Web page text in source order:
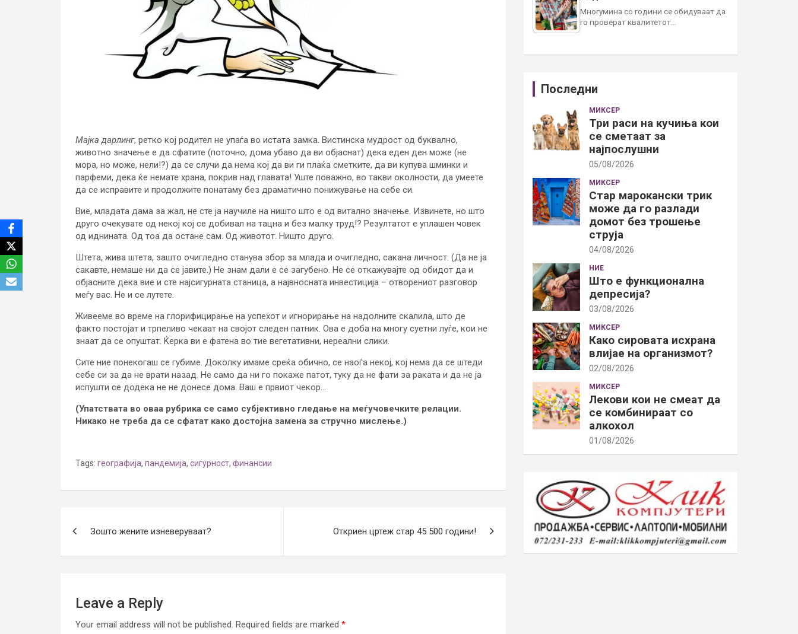
Мајка дарлинг, ретко кој родител не упаѓа во истата замка. Вистинска мудрост од буквално,
животно значење е да сфатите (поточно, дома убаво да ви објаснат) дека еден ден може (не
мора, но може, нели!?) да се случи да нема кој да ви ги плаќа сметките, да ви купува шминки и
парфеми, дека ќе немате храна, покрив над главата! Уште поважно, во такви околности, да умеете
да се исправите и продолжите понатаму без драматично понижување на себе си.
Вие, младата дама за жал, не сте ја научиле на ништо што е од витално значење. Извинете, но што
друго очекувате од некој кој се добивал на тацна и без малку труд!? Резултатот е уплашен човек
од иднината. Од тоа да остане сам. Од животот. Ништо друго.
Штета, жива штета, зашто очигледно станува збор за млада и очигледно, сакана личност. (Да не ја
сакавте, немаше ни да се јавите.) Не знам дали е се загубено. Не се откажувајте од обидот да и
објасните дека вие и сте најсигурната станица, а највносната инвестиција – отворениот разговор
меѓу вас. Не и се лутете.
Живееме во време на глорифицирање на успехот и игнорирање на надолните скалила, што де
факто постојат и трпеливо чекаат на својот следен патник. Ова е доба на многу суетни луѓе, кои не
знаат да се опуштат. Ќерка ви е фатена во тие вегетативни, нереални слики.
Сите ние понекогаш се губиме. Доколку имаме среќа обично, се наоѓа некој, кој нема да се штеди
себе си за да не врати назад. Не само да ни го покаже патот, туку да не фати за раката и да не ја
испушти се додека не не донесе дома. Ваш е првиот чекор…
(Упатствата во оваа рубрика се само субјективно гледање на меѓучовечките релации.
Никако не треба да се сфатат како достојна замена за стручно мислење.)
Tags: географија, пандемија, сигурност, финансии
Зошто жените изневеруваат? Откриен цртеж стар 45 500 години!
Leave a Reply
Your email address will not be published. Required fields are marked *
Многумина со години се обидуваат да
го проверат квалитетот…
Последни
МИКСЕР
Три раси на кучиња кои
се сметаат за
најпослушни
05/08/2026
МИКСЕР
Стар марокански трик
може да го разлади
домот без трошење
струја
04/08/2026
НИЕ
Што е функционална
депресија?
03/08/2026
МИКСЕР
Како сировата исхрана
влијае на организмот?
02/08/2026
МИКСЕР
Лекови кои не смеат да
се комбинираат со
алкохол
01/08/2026